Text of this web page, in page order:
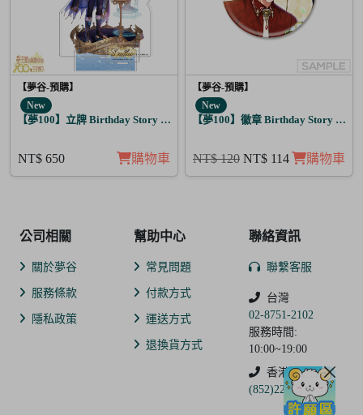
【夢谷-預購】
New
【夢100】立牌 Birthday Story 路魯斯 月覺
NT$ 650 購物車
【夢谷-預購】
New
【夢100】徽章 Birthday Story 弗雷
NT$ 120 NT$ 114 購物車
公司相關
關於夢谷
服務條款
隱私政策
幫助中心
常見問題
付款方式
運送方式
退換貨方式
聯絡資訊
聯繫客服
台灣
02-8751-2102
服務時間:
10:00~19:00
香港
(852)2250-9311